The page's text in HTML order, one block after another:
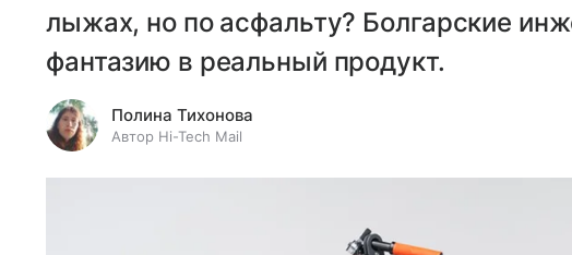
лыжах, но по асфальту? Болгарские
фантазию в реальный продукт.
Полина Тихонова
Автор Hi-Tech Mail